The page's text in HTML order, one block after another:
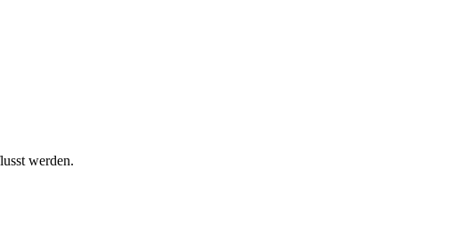
werden.